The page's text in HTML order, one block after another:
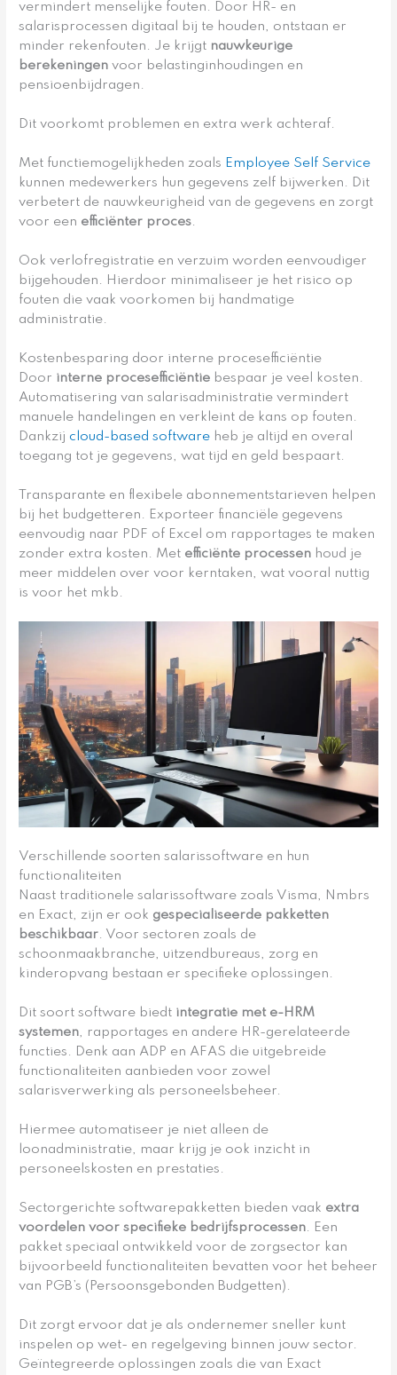
vermindert menselijke fouten. Door HR- en
salarisprocessen digitaal bij te houden, ontstaan er
minder rekenfouten. Je krijgt nauwkeurige
berekeningen voor belastinginhoudingen en
pensioenbijdragen.
Dit voorkomt problemen en extra werk achteraf.
Met functiemogelijkheden zoals Employee Self Service
kunnen medewerkers hun gegevens zelf bijwerken. Dit
verbetert de nauwkeurigheid van de gegevens en zorgt
voor een efficiënter proces.
Ook verlofregistratie en verzuim worden eenvoudiger
bijgehouden. Hierdoor minimaliseer je het risico op
fouten die vaak voorkomen bij handmatige
administratie.
Kostenbesparing door interne procesefficiëntie
Door interne procesefficiëntie bespaar je veel kosten.
Automatisering van salarisadministratie vermindert
manuele handelingen en verkleint de kans op fouten.
Dankzij cloud-based software heb je altijd en overal
toegang tot je gegevens, wat tijd en geld bespaart.
Transparante en flexibele abonnementstarieven helpen
bij het budgetteren. Exporteer financiële gegevens
eenvoudig naar PDF of Excel om rapportages te maken
zonder extra kosten. Met efficiënte processen houd je
meer middelen over voor kerntaken, wat vooral nuttig
is voor het mkb.
Verschillende soorten salarissoftware en hun
functionaliteiten
Naast traditionele salarissoftware zoals Visma, Nmbrs
en Exact, zijn er ook gespecialiseerde pakketten
beschikbaar. Voor sectoren zoals de
schoonmaakbranche, uitzendbureaus, zorg en
kinderopvang bestaan er specifieke oplossingen.
Dit soort software biedt integratie met e-HRM
systemen, rapportages en andere HR-gerelateerde
functies. Denk aan ADP en AFAS die uitgebreide
functionaliteiten aanbieden voor zowel
salarisverwerking als personeelsbeheer.
Hiermee automatiseer je niet alleen de
loonadministratie, maar krijg je ook inzicht in
personeelskosten en prestaties.
Sectorgerichte softwarepakketten bieden vaak extra
voordelen voor specifieke bedrijfsprocessen. Een
pakket speciaal ontwikkeld voor de zorgsector kan
bijvoorbeeld functionaliteiten bevatten voor het beheer
van PGB’s (Persoonsgebonden Budgetten).
Dit zorgt ervoor dat je als ondernemer sneller kunt
inspelen op wet- en regelgeving binnen jouw sector.
Geïntegreerde oplossingen zoals die van Exact